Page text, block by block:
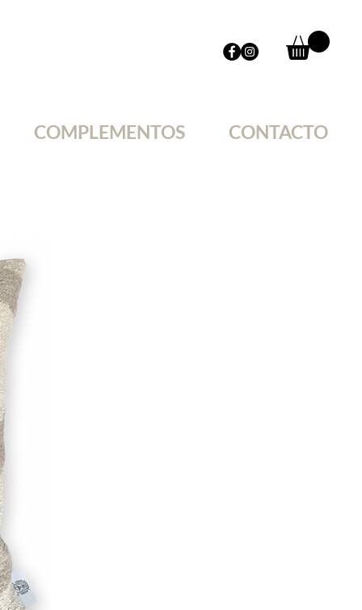
COMPLEMENTOS CONTACTO